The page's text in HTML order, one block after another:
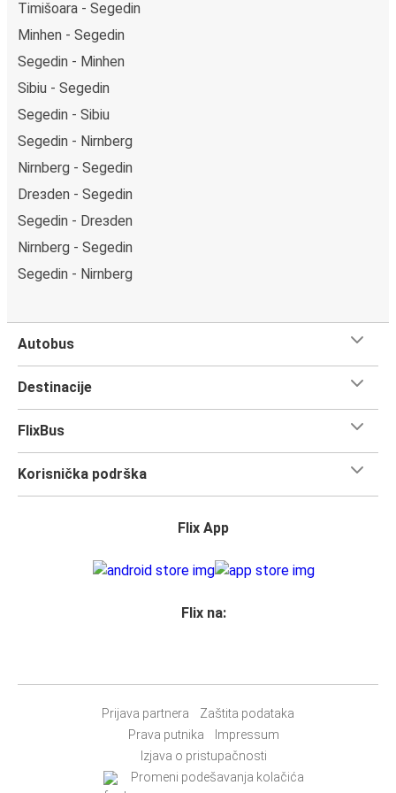
Timišoara - Segedin
Minhen - Segedin
Segedin - Minhen
Sibiu - Segedin
Segedin - Sibiu
Segedin - Nirnberg
Nirnberg - Segedin
Drезden - Segedin
Segedin - Drезden
Nirnberg - Segedin
Segedin - Nirnberg
Autobus
Destinacije
FlixBus
Korisnička podrška
Flix App
Flix na:
Prijava partnera
Zaštita podataka
Prava putnika
Impressum
Izjava o pristupačnosti
Promeni podešavanja kolačića